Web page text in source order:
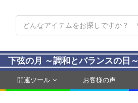
下弦の月 ～調和とバランスの日～
開運ツール お客様の声